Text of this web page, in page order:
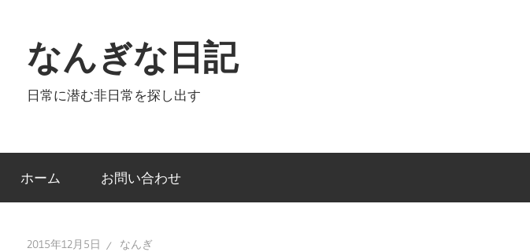
なんぎな日記
日常に潜む非日常を探し出す
ホーム お問い合わせ
2015年12月5日 なんぎ